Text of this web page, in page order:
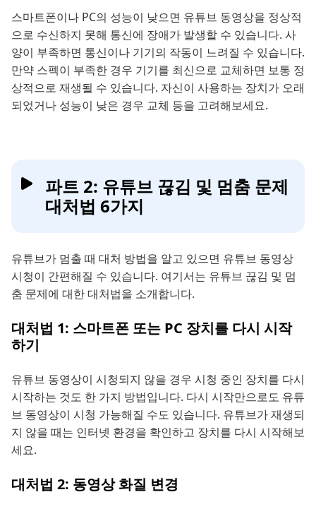
스마트폰이나 PC의 성능이 낮으면 유튜브 동영상을 정상적
으로 수신하지 못해 통신에 장애가 발생할 수 있습니다. 사
양이 부족하면 통신이나 기기의 작동이 느려질 수 있습니다.
만약 스펙이 부족한 경우 기기를 최신으로 교체하면 보통 정
상적으로 재생될 수 있습니다. 자신이 사용하는 장치가 오래
되었거나 성능이 낮은 경우 교체 등을 고려해보세요.
파트 2: 유튜브 끊김 및 멈춤 문제
대처법 6가지
유튜브가 멈출 때 대처 방법을 알고 있으면 유튜브 동영상
시청이 간편해질 수 있습니다. 여기서는 유튜브 끊김 및 멈
춤 문제에 대한 대처법을 소개합니다.
대처법 1: 스마트폰 또는 PC 장치를 다시 시작
하기
유튜브 동영상이 시청되지 않을 경우 시청 중인 장치를 다시
시작하는 것도 한 가지 방법입니다. 다시 시작만으로도 유튜
브 동영상이 시청 가능해질 수도 있습니다. 유튜브가 재생되
지 않을 때는 인터넷 환경을 확인하고 장치를 다시 시작해보
세요.
대처법 2: 동영상 화질 변경